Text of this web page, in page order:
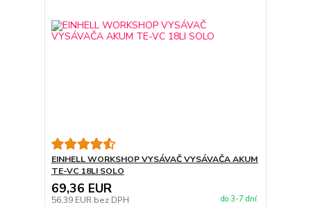
EINHELL WORKSHOP VYSÁVAČ VYSÁVAČA AKUM
TE-VC 18LI SOLO
69,36 EUR
56,39 EUR bez DPH do 3-7 dní